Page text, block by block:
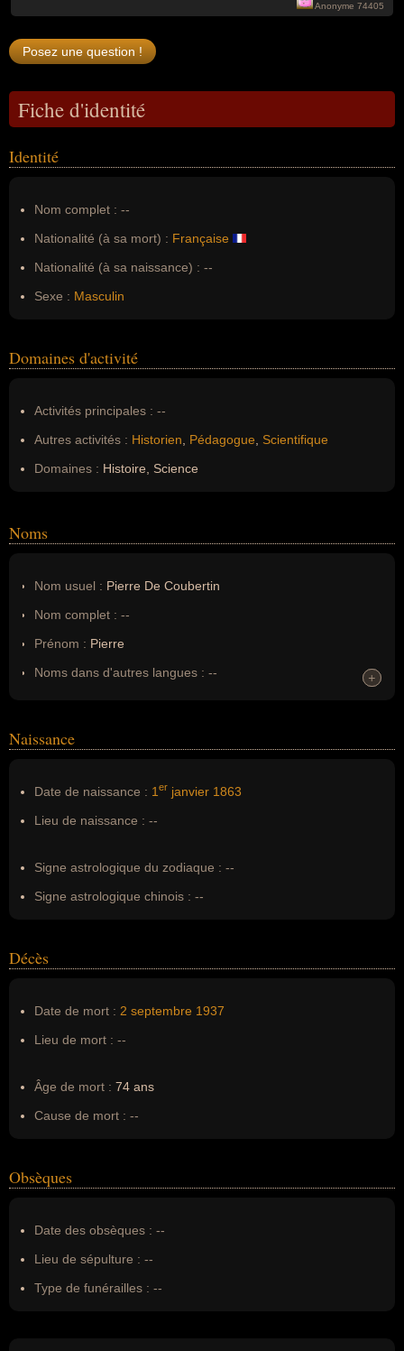
Anonyme 74405
Fiche d'identité
Identité
Nom complet : --
Nationalité (à sa mort) : Française
Nationalité (à sa naissance) : --
Sexe : Masculin
Domaines d'activité
Activités principales : --
Autres activités : Historien Pédagogue
Scientifique
Domaines : Histoire, Science
Noms
Nom usuel : Pierre De Coubertin
Nom complet : --
Prénom : Pierre
Noms dans d'autres langues : --
Nom de famille :De Coubertin
+
+
Naissance
Date de naissance : 1 er janvier 1863
Lieu de naissance : --
Signe astrologique du zodiaque : --
Signe astrologique chinois : --
Décès
Date de mort : 2 septembre 1937
Lieu de mort : --
Âge de mort : 74 ans
Cause de mort : --
Obsèques
Date des obsèques : --
Lieu de sépulture : --
Type de funérailles : --